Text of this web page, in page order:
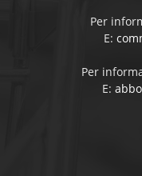
Per
E:
Per
E: